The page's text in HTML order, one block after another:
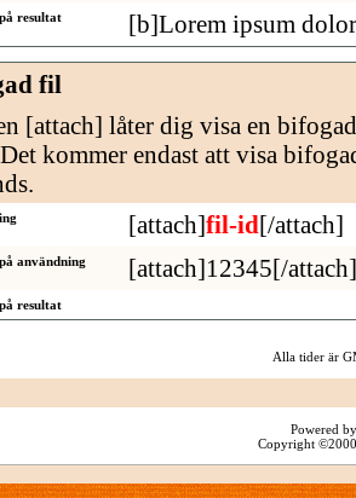
resultat [b]Lorem ipsum
fil
[attach] låter dig visa en
kommer endast att visa
[attach]fil-id[/attach]
användning [attach]12345[/attach]
resultat
Alla tider är
Powered
Copyright